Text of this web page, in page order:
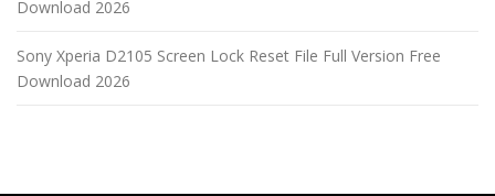
Download 2026
Sony Xperia D2105 Screen Lock Reset File Full Version Free
Download 2026